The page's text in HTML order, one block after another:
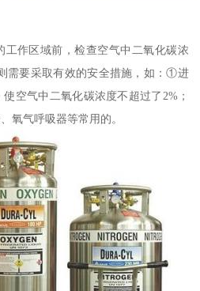
工作区域前，检查空气中二氧化碳浓
需要采取有效的安全措施，如：①进
空气中二氧化碳浓度不超过了2%；
氧气呼吸器等常用的。